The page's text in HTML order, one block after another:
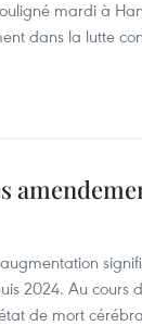
mardi à
dans la lutte
2024. Au cours
de mort